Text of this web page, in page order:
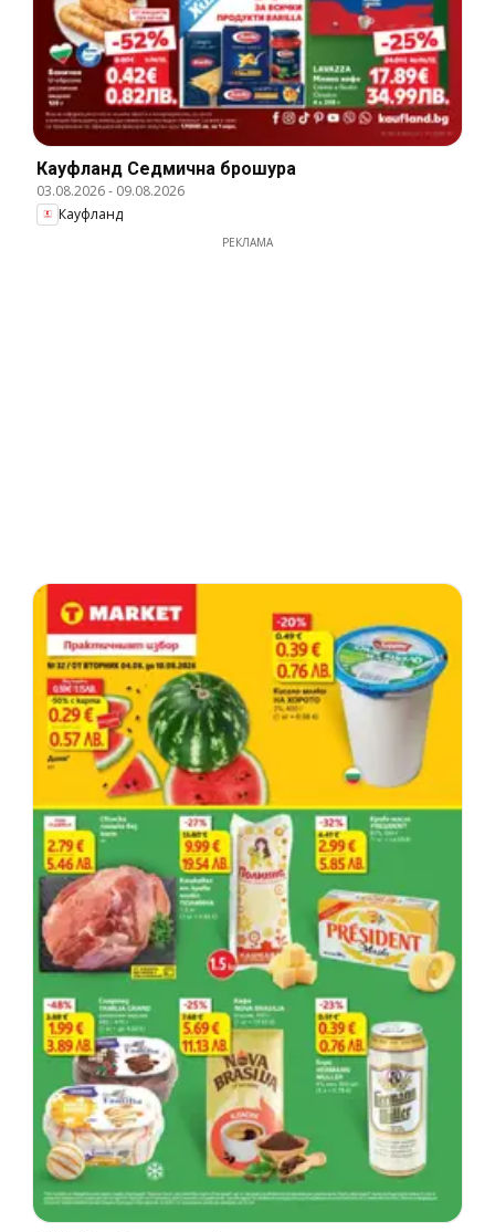
Кауфланд Cедмична брошура
03.08.2026- 09.08.2026
Кауфланд
РЕКЛАМА